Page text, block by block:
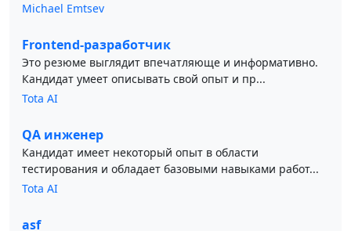
Michael Emtsev
Frontend-разработчик
Это резюме выглядит впечатляюще и информативно.
Кандидат умеет описывать свой опыт и пр...
Tota AI
QA инженер
Кандидат имеет некоторый опыт в области
тестирования и обладает базовыми навыками работ...
Tota AI
asf